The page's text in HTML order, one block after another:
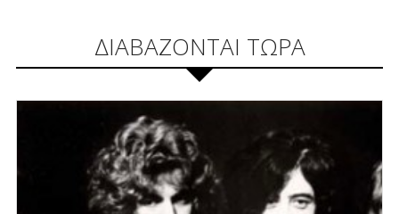
ΔΙΑΒΑΖΟΝΤΑΙ ΤΩΡΑ